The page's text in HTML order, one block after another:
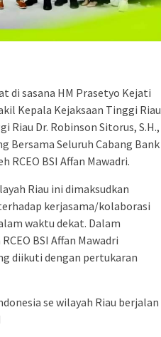
di sasana HM Prasetyo Kejati
Kepala Kejaksaan Tinggi Riau
Riau Dr. Robinson Sitorus, S.H.,
Bersama Seluruh Cabang Bank
RCEO BSI Affan Mawadri.
Riau ini dimaksudkan
kerjasama/kolaborasi
waktu dekat. Dalam
BSI Affan Mawadri
diikuti dengan pertukaran
se wilayah Riau berjalan